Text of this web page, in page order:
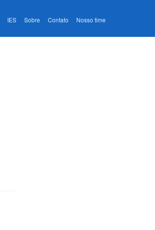
IES Sobre Contato Nosso time